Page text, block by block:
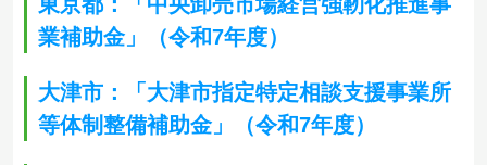
業補助金」（令和7年度）
大津市：「大津市指定特定相談支援事業所
等体制整備補助金」（令和7年度）